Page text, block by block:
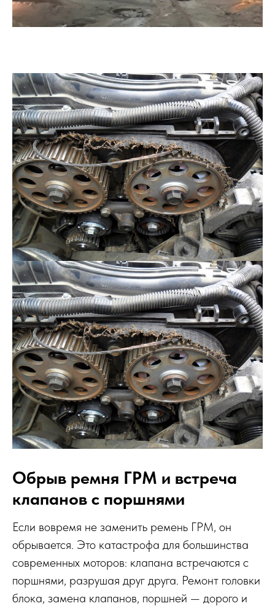
Обрыв ремня ГРМ и встреча
клапанов с поршнями
Если вовремя не заменить ремень ГРМ, он
обрывается. Это катастрофа для большинства
современных моторов: клапана встречаются с
поршнями, разрушая друг друга. Ремонт головки
блока, замена клапанов, поршней — дорого и